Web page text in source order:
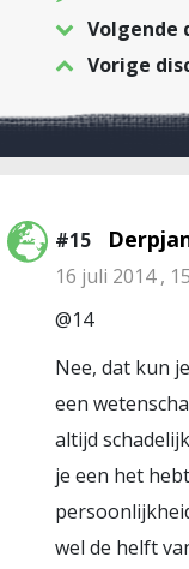
Volgende
Vorige
#15
16 juli 2014 ,
@14
Nee, dat kun
een
altijd
je een het
wel de helft